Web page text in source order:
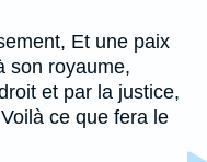
Et une paix
son royaume,
et par la justice,
ce que fera le